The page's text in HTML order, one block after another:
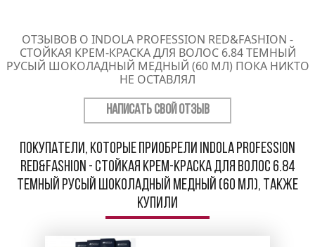
ОТЗЫВОВ О INDOLA PROFESSION RED&FASHION -
СТОЙКАЯ КРЕМ-КРАСКА ДЛЯ ВОЛОС 6.84 ТЕМНЫЙ
РУСЫЙ ШОКОЛАДНЫЙ МЕДНЫЙ (60 МЛ) ПОКА НИКТО
НЕ ОСТАВЛЯЛ
НАПИСАТЬ СВОЙ ОТЗЫВ
Покупатели, которые приобрели Indola Profession
Red&Fashion - Стойкая крем-краска для волос 6.84
Темный русый шоколадный медный (60 мл), также
купили